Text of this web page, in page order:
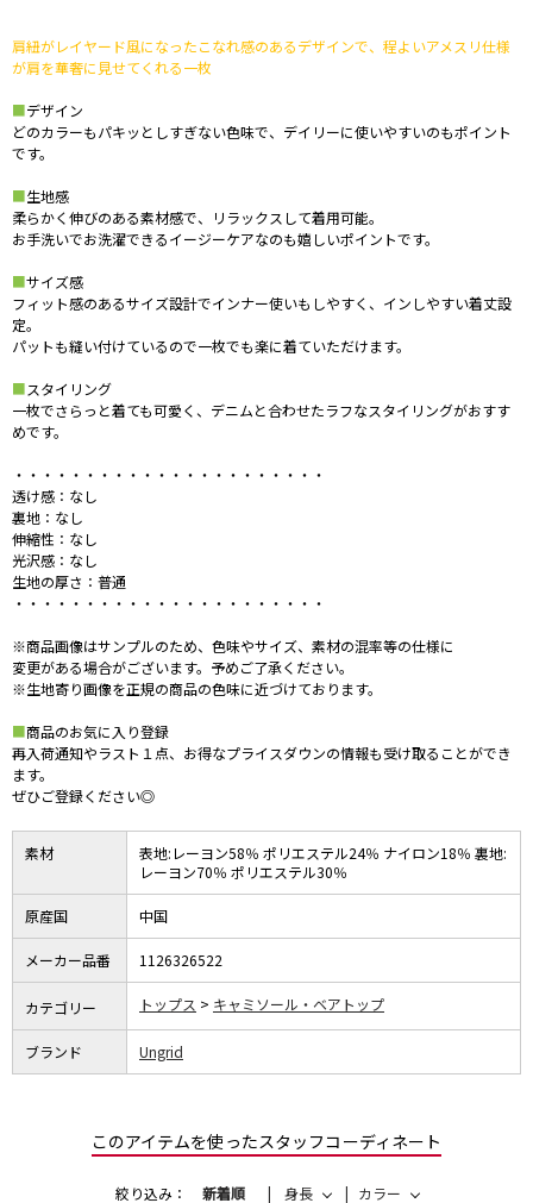
肩紐がレイヤード風になったこなれ感のあるデザインで、程よいアメスリ仕様
が肩を華奢に見せてくれる一枚
■デザイン
どのカラーもパキッとしすぎない色味で、デイリーに使いやすいのもポイント
です。
■生地感
柔らかく伸びのある素材感で、リラックスして着用可能。
お手洗いでお洗濯できるイージーケアなのも嬉しいポイントです。
■サイズ感
フィット感のあるサイズ設計でインナー使いもしやすく、インしやすい着丈設
定。
パットも縫い付けているので一枚でも楽に着ていただけます。
■スタイリング
一枚でさらっと着ても可愛く、デニムと合わせたラフなスタイリングがおすす
めです。
・・・・・・・・・・・・・・・・・・・・・・
透け感：なし
裏地：なし
伸縮性：なし
光沢感：なし
生地の厚さ：普通
・・・・・・・・・・・・・・・・・・・・・・
※商品画像はサンプルのため、色味やサイズ、素材の混率等の仕様に
変更がある場合がございます。予めご了承ください。
※生地寄り画像を正規の商品の色味に近づけております。
■商品のお気に入り登録
再入荷通知やラスト１点、お得なプライスダウンの情報も受け取ることができ
ます。
ぜひご登録ください◎
素材
表地:レーヨン58％ ポリエステル24％ ナイロン18％ 裏地:
レーヨン70％ ポリエステル30％
原産国 中国
メーカー品番 1126326522
カテゴリー トップス キャミソール・ベアトップ
ブランド Ungrid
このアイテムを使ったスタッフコーディネート
絞り込み： 新着順 身長 カラー